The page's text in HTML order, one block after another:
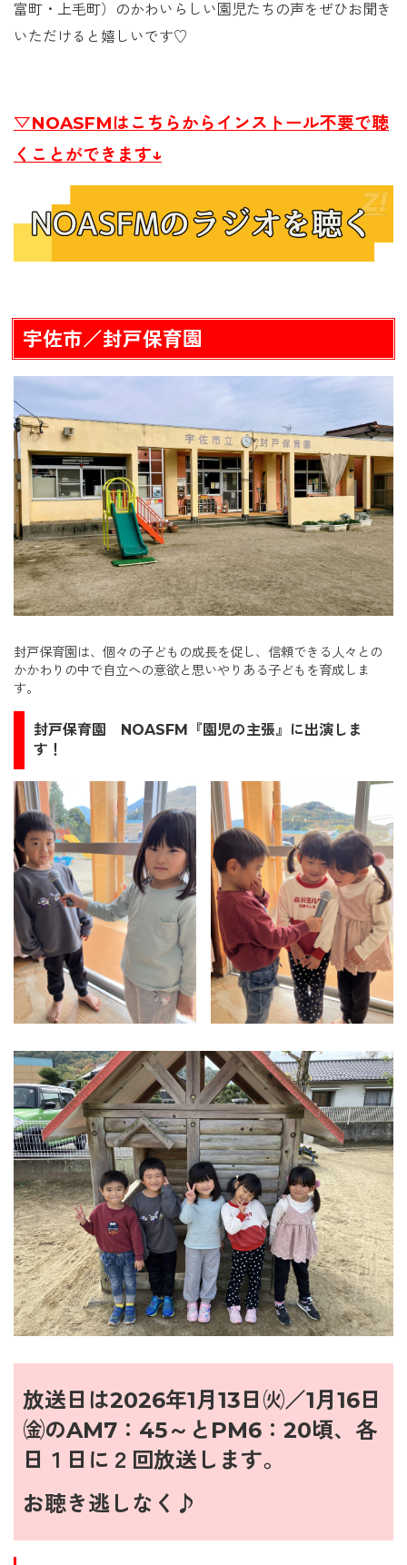
富町・上毛町）のかわいらしい園児たちの声をぜひお聞き
いただけると嬉しいです♡
▽NOASFMはこちらからインストール不要で聴
くことができます↓
宇佐市／封戸保育園
封戸保育園は、個々の子どもの成長を促し、信頼できる人々との
かかわりの中で自立への意欲と思いやりある子どもを育成しま
す。
封戸保育園
NOASFM『園児の主張』に出演しま
す！
放送日は2026年1月13日㈫／1月16日
㈮のAM7：45～とPM6：20頃、各
日１日に２回放送します。
お聴き逃しなく♪